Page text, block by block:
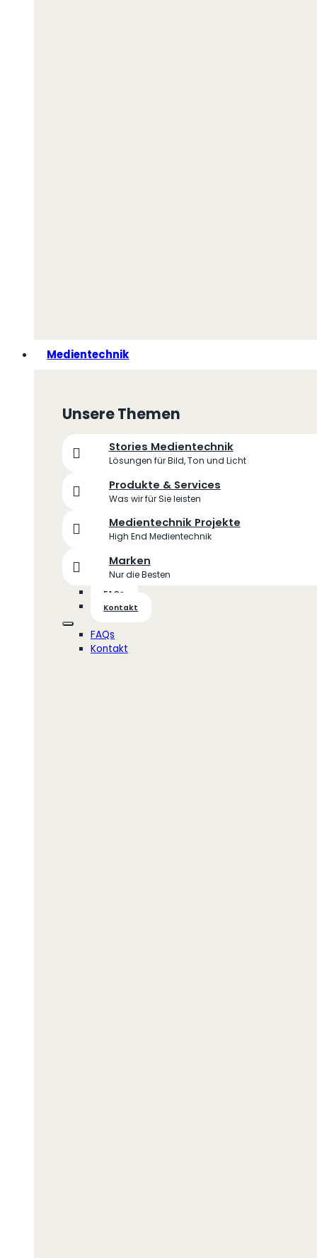
Medientechnik
Unsere Themen
Stories Medientechnik
Lösungen für Bild, Ton und Licht
Produkte & Services
Was wir für Sie leisten
Medientechnik Projekte
High End Medientechnik
Marken
Nur die Besten
FAQs
Kontakt
FAQs
Kontakt